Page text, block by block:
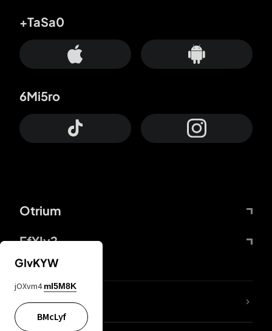
Otrium
FfYIy2
+TaSa0
6Mi5ro
Lj7sBL
GIvKYW
jOXvm4 mI5M8K
BMcLyf